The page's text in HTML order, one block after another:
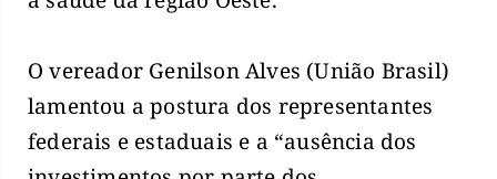
O vereador Genilson Alves (União Brasil)
lamentou a postura dos representantes
federais e estaduais e a “ausência dos